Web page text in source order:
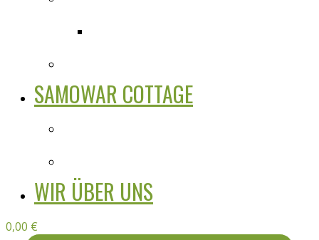
SAMOWAR COTTAGE
WIR ÜBER UNS
0,00 €